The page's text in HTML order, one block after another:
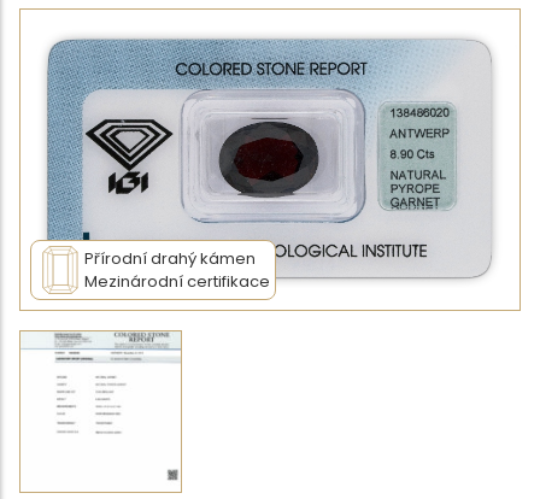
Přírodní drahý kámen
Mezinárodní certifikace